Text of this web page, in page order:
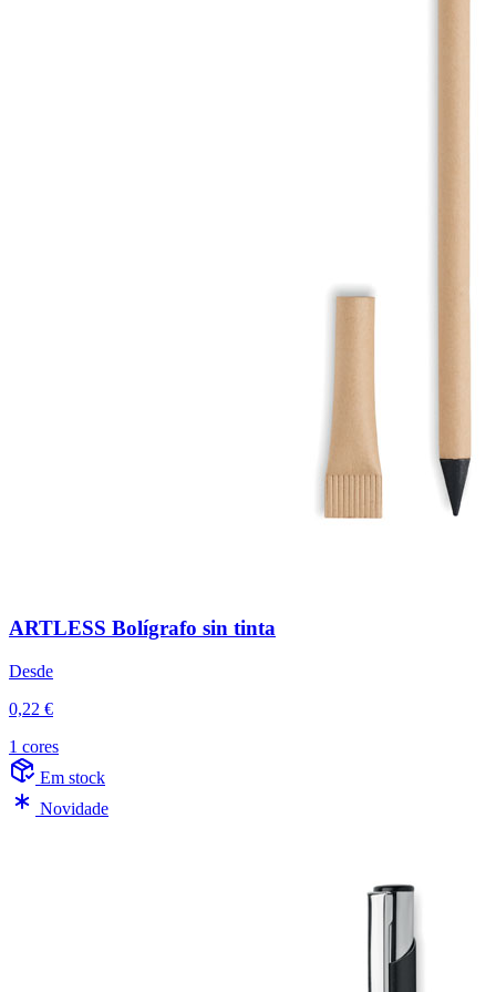
ARTLESS Bolígrafo sin tinta
Desde
0,22 €
1 cores
Em stock
Novidade